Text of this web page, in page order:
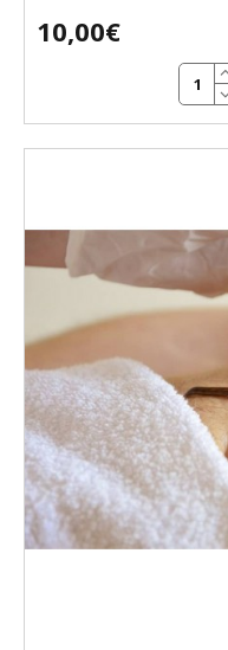
10,00€